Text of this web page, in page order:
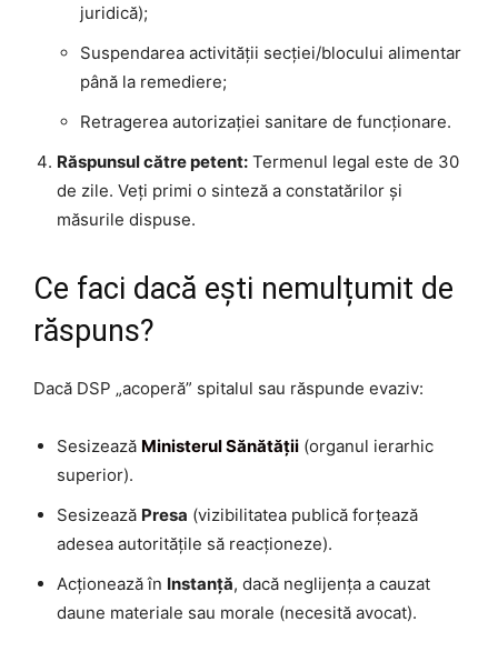
juridică);
Suspendarea activității secției/blocului alimentar
până la remediere;
Retragerea autorizației sanitare de funcționare.
Răspunsul către petent: Termenul legal este de 30
de zile. Veți primi o sinteză a constatărilor și
măsurile dispuse.
Ce faci dacă ești nemulțumit de
răspuns?
Dacă DSP „acoperă” spitalul sau răspunde evaziv:
Sesizează Ministerul Sănătății (organul ierarhic
superior).
Sesizează Presa (vizibilitatea publică forțează
adesea autoritățile să reacționeze).
Acționează în Instanță, dacă neglijența a cauzat
daune materiale sau morale (necesită avocat).